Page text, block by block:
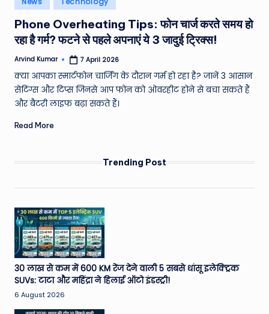
e
a
t
h
er
,
T
c
h
&
M
o
vi
e
in
Phone Overheating Tips: फोन चार्ज करते समय हो
रहा है गर्म? फटने से पहले अपनाएं ये 3 जादुई ट्रिक्स!
Posted
Arvind Kumar 7 April 2026
क्या आपका स्मार्टफोन चार्जिंग के दौरान गर्म हो रहा है? जानें 3 आसान
सेटिंग्स और टिप्स जिनसे आप फोन को ओवरहीट होने से बचा सकते हैं
और बैटरी लाइफ बढ़ा सकते हैं।
Read More
Trending Post
30 लाख से कम में 600 KM रेंज देने वाली 5 सबसे धांसू इलेक्ट्रिक
SUVs: टाटा और महिंद्रा ने हिलाई ऑटो इंडस्ट्री!
6 August 2026